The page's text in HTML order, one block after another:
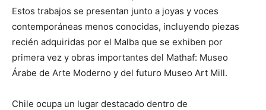
Estos trabajos se presentan junto a joyas y voces
contemporáneas menos conocidas, incluyendo piezas
recién adquiridas por el Malba que se exhiben por
primera vez y obras importantes del Mathaf: Museo
Árabe de Arte Moderno y del futuro Museo Art Mill.
Chile ocupa un lugar destacado dentro de